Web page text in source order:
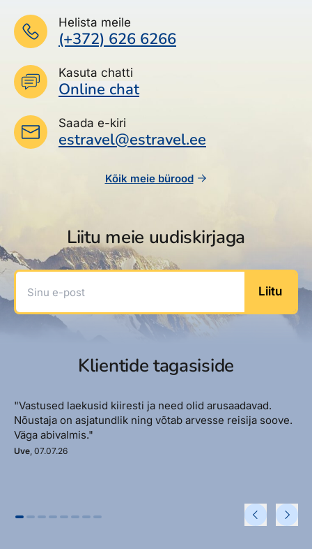
Helista meile
(+372) 626 6266
Kasuta chatti
Online chat
Saada e-kiri
estravel@estravel.ee
Kõik meie bürood
Liitu meie uudiskirjaga
Sinu e-post
Liitu
Klientide tagasiside
"Vastused laekusid kiiresti ja need olid arusaadavad.
Nõustaja on asjatundlik ning võtab arvesse reisija soove.
Väga abivalmis."
Uve , 07.07.26